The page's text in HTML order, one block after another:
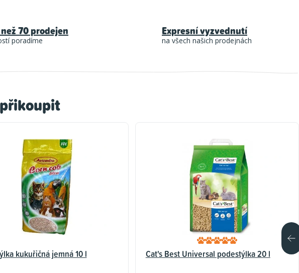
kukuřičná jemná 10 l Cat's Best Universal podestýlka 20 l
70 prodejen
poradíme
Expresní vyzvednutí
na všech našich prodejnách